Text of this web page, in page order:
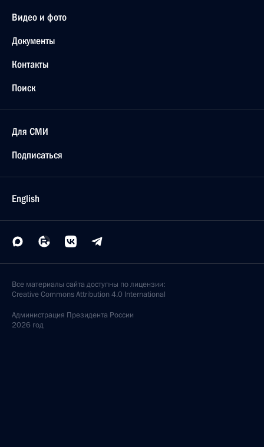
Видео и фото
Документы
Контакты
Поиск
Для СМИ
Подписаться
English
Все материалы сайта доступны по лицензии:
Creative Commons Attribution 4.0 International
Администрация Президента России
2026 год